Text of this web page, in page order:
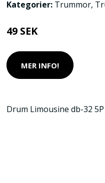
Kategorier: Trummor,
49 SEK
MER INFO!
Drum Limousine db-32